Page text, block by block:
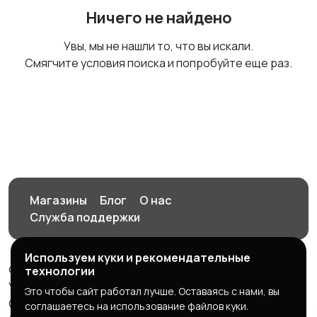
Ничего не найдено
Увы, мы не нашли то, что вы искали.
Смягчите условия поиска и попробуйте еще раз.
Магазины Блог
О нас
Служба поддержки
© 2026 Орен-АЙ - Авто | Недвижимость | Работа |
Услуги
Создал Карусов Е.С ООО "ЦПК" ИНН 5609203278 ОГРН
Используем куки и рекомендательные
технологии
Это чтобы сайт работал лучше. Оставаясь с нами, вы
соглашаетесь на использование файлов куки.